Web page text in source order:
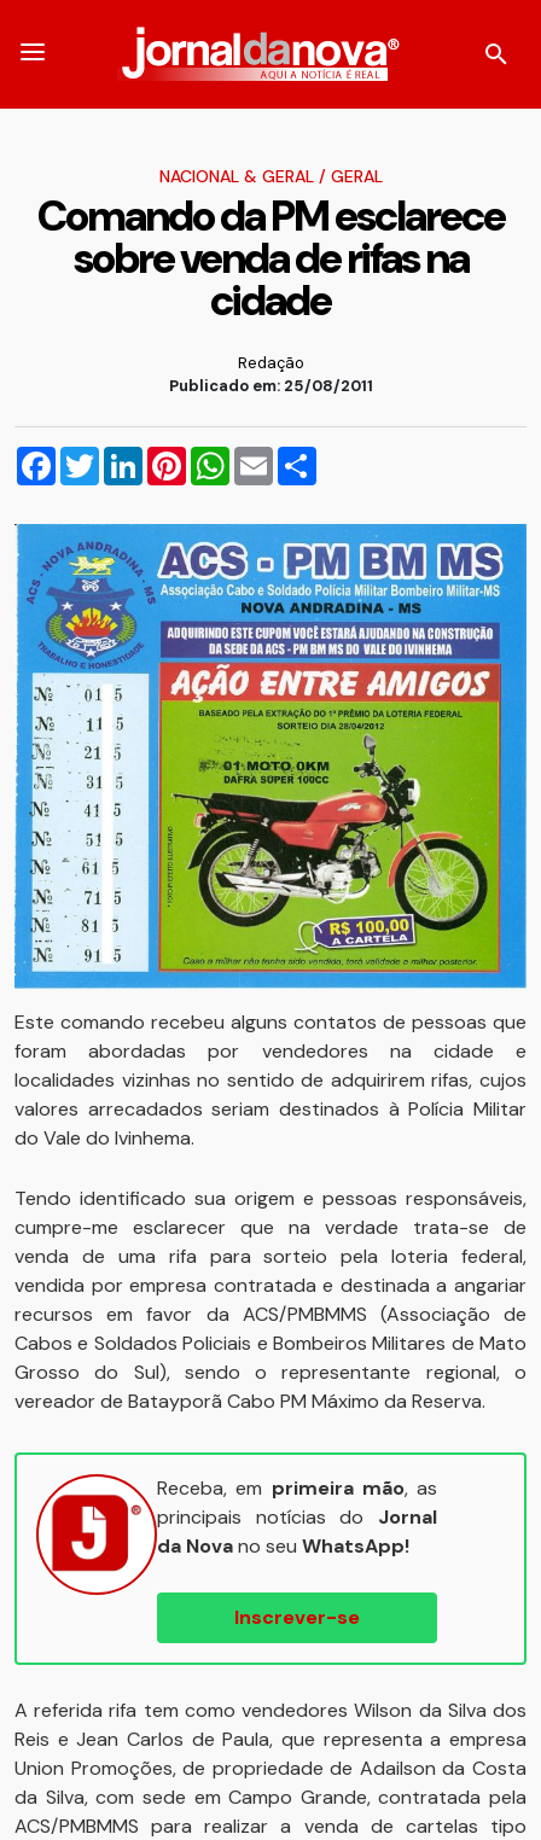
NACIONAL & GERAL/ GERAL
Comando da PM esclarece
sobre venda de rifas na
cidade
Redação
Publicado em: 25/08/2011
Facebook
TwitterLinkedInPinterestWhatsApp
Email
Este comando recebeu alguns contatos de pessoas que
foram abordadas por vendedores na cidade e
localidades vizinhas no sentido de adquirirem rifas, cujos
valores arrecadados seriam destinados à Polícia Militar
do Vale do Ivinhema.
Tendo identificado sua origem e pessoas responsáveis,
cumpre-me esclarecer que na verdade trata-se de
venda de uma rifa para sorteio pela loteria federal,
vendida por empresa contratada e destinada a angariar
recursos em favor da ACS/PMBMMS (Associação de
Cabos e Soldados Policiais e Bombeiros Militares de Mato
Grosso do Sul), sendo o representante regional, o
vereador de Batayporã Cabo PM Máximo da Reserva.
Receba, em primeira mão, as
principais notícias do Jornal
da Novano seu WhatsApp!
Inscrever-se
A referida rifa tem como vendedores Wilson da Silva dos
Reis e Jean Carlos de Paula, que representa a empresa
Union Promoções, de propriedade de Adailson da Costa
da Silva, com sede em Campo Grande, contratada pela
ACS/PMBMMS para realizar a venda de cartelas tipo